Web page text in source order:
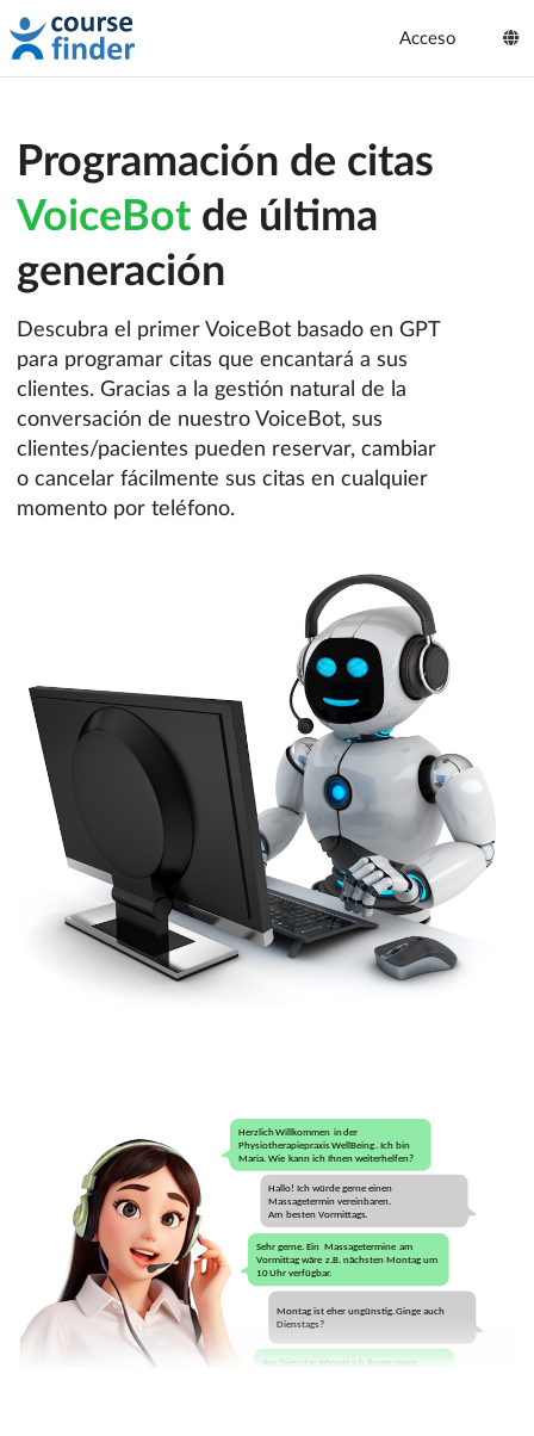
Acceso
Programación de citas
VoiceBot de última
generación
Descubra el primer VoiceBot basado en GPT
para programar citas que encantará a sus
clientes. Gracias a la gestión natural de la
conversación de nuestro VoiceBot, sus
clientes/pacientes pueden reservar, cambiar
o cancelar fácilmente sus citas en cualquier
momento por teléfono.